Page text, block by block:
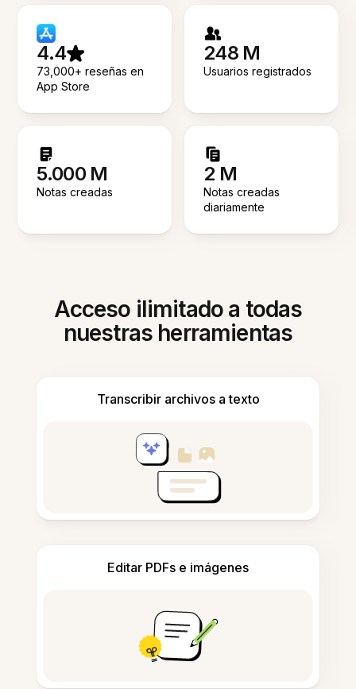
4.4
73,000+ reseñas en
App Store
248 M
Usuarios registrados
5.000 M
Notas creadas
2 M
Notas creadas
diariamente
Acceso ilimitado a todas
nuestras herramientas
Transcribir archivos a texto
Editar PDFs e imágenes